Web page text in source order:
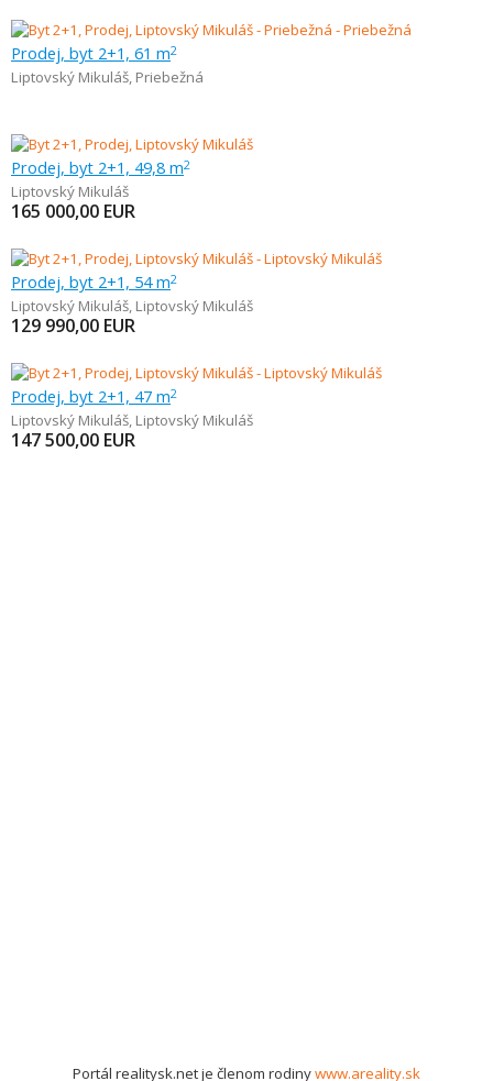
Prodej, byt 2+1, 61 m2
Liptovský Mikuláš, Priebežná
Prodej, byt 2+1, 49,8 m2
Liptovský Mikuláš
165 000,00 EUR
Prodej, byt 2+1, 54 m2
Liptovský Mikuláš, Liptovský Mikuláš
129 990,00 EUR
Prodej, byt 2+1, 47 m2
Liptovský Mikuláš, Liptovský Mikuláš
147 500,00 EUR
Portál realitysk.net je členom rodinywww.areality.sk